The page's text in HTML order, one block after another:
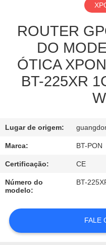
CONTACTE-
NOS
PEÇA
UMAS
MAPA
DO
SITE
PRIVACY
POLICY
ROUTER
DO
ÓTICA
BT-225XR
Lugar de origem:
Marca: BT-PON
Certificação: CE
Número do
modelo:
BT-
FALE